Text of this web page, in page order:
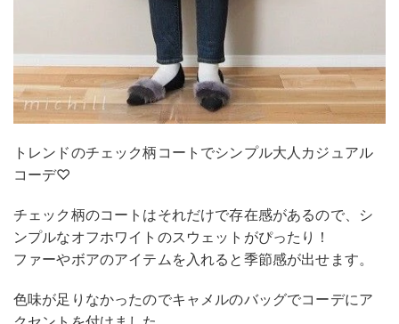
トレンドのチェック柄コートでシンプル大人カジュアル
コーデ♡
チェック柄のコートはそれだけで存在感があるので、シ
ンプルなオフホワイトのスウェットがぴったり！
ファーやボアのアイテムを入れると季節感が出せます。
色味が足りなかったのでキャメルのバッグでコーデにア